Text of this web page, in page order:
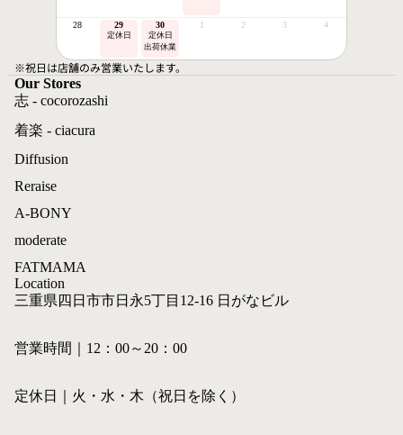
28 29
定休日
30
定休日
出荷休業
1 2 3 4
※祝日は店舗のみ営業いたします。
Our Stores
志 - cocorozashi
着楽 - ciacura
Diffusion
Reraise
A-BONY
moderate
FATMAMA
Location
三重県四日市市日永5丁目12-16 日がなビル
営業時間｜12：00～20：00
定休日｜火・水・木（祝日を除く）